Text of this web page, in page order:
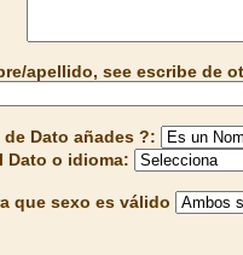
apellido, see escribe de
Dato añades ?:
Dato o idioma:
que sexo es válido